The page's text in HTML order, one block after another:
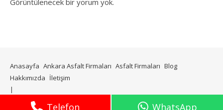
Görüntülenecek bir yorum yok.
Anasayfa Ankara Asfalt Firmaları Asfalt Firmaları Blog
Hakkımızda İletişim
tarafından Ashe teması.
Telefon WhatsApp